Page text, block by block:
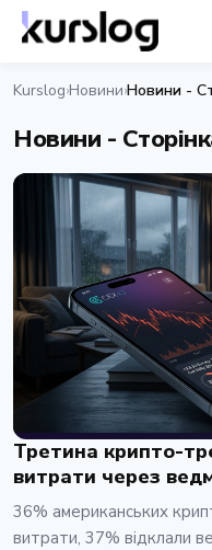
Kurslog›Новини›Новини -
Новини -
Третина крипто-
витрати через
36% американських
витрати, 37% відклали